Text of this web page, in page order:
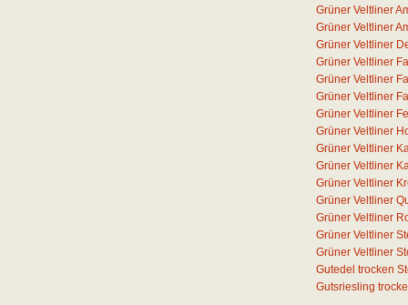
Grüner Veltliner
Grüner Veltliner
Grüner Veltliner
Grüner Veltliner
Grüner Veltliner
Grüner Veltliner
Grüner Veltliner
Grüner Veltliner
Grüner Veltliner
Grüner Veltliner
Grüner Veltliner
Grüner Veltliner
Grüner Veltliner
Grüner Veltliner
Grüner Veltliner
Gutedel trocken
Gutsriesling